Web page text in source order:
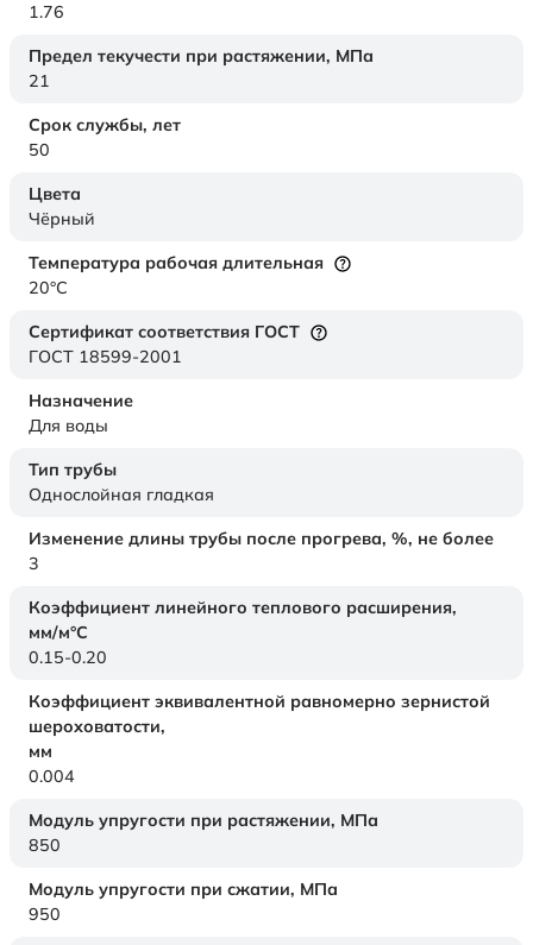
1.76
Предел текучести при растяжении, МПа
21
Срок службы, лет
50
Цвета
Чёрный
Температура рабочая длительная
20°C
Сертификат соответствия ГОСТ
ГОСТ 18599-2001
Назначение
Для воды
Тип трубы
Однослойная гладкая
Изменение длины трубы после прогрева, %, не более
3
Коэффициент линейного теплового расширения,
мм/м°С
0.15-0.20
Коэффициент эквивалентной равномерно зернистой
шероховатости,
мм
0.004
Модуль упругости при растяжении, МПа
850
Модуль упругости при сжатии, МПа
950